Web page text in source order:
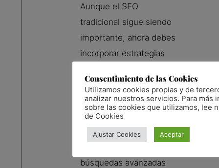
Aunque el SEO
tradicional sigue siendo
importante, ahora debes
incorporar estrategias
contenido sea más
comprensible, visible y
confiable para los
sistemas de IA.
búsquedas avanzadas
Consentimiento de las Cookies
Utilizamos cookies propias y de
analizar nuestros servicios. Para más
sobre las cookies que utilizamos, lee
de Cookies
Ajustar Cookies Aceptar